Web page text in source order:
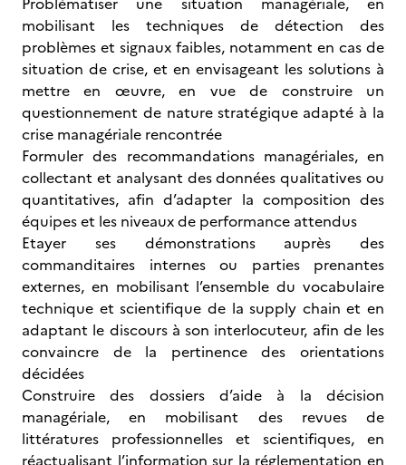
mobilisant les techniques de détection des
problèmes et signaux faibles, notamment en cas de
situation de crise, et en envisageant les solutions à
mettre en œuvre, en vue de construire un
questionnement de nature stratégique adapté à la
crise managériale rencontrée
Formuler des recommandations managériales, en
collectant et analysant des données qualitatives ou
quantitatives, afin d’adapter la composition des
équipes et les niveaux de performance attendus
Etayer ses démonstrations auprès des
commanditaires internes ou parties prenantes
externes, en mobilisant l’ensemble du vocabulaire
technique et scientifique de la supply chain et en
adaptant le discours à son interlocuteur, afin de les
convaincre de la pertinence des orientations
décidées
Construire des dossiers d’aide à la décision
managériale, en mobilisant des revues de
littératures professionnelles et scientifiques, en
réactualisant l’information sur la réglementation en